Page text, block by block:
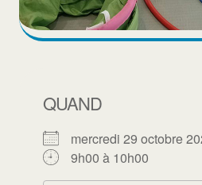
QUAND
mercredi 29 octobre
9h00 à 10h00